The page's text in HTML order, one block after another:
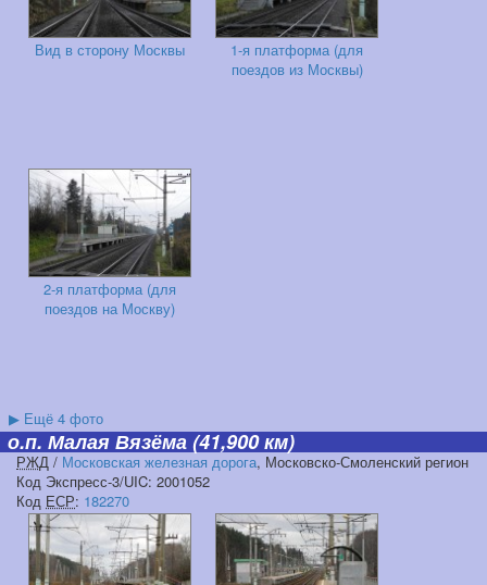
Вид в сторону Москвы
1-я платформа (для
поездов из Москвы)
2-я платформа (для
поездов на Москву)
▶ Ещё 4 фото
о.п. Малая Вязёма(41,900 км)
РЖД / Московская железная дорога, Московско-Смоленский регион
Код Экспресс-3/UIC: 2001052
Код ЕСР: 182270